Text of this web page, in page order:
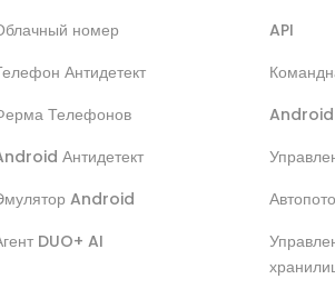
номер
Антидетект
Телефонов
Антидетект
Android
DUO+ AI
API
Android